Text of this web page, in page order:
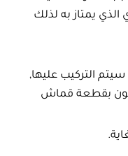
يمتاز به لذلك
سيتم التركيب عليها,
بقطعة قماش